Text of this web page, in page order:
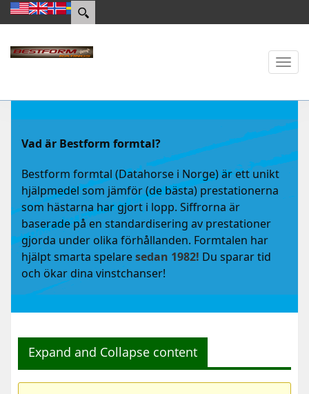
Toggle
Vad är Bestform formtal?
Bestform formtal (Datahorse i Norge) är ett unikt
hjälpmedel som jämför (de bästa) prestationerna
som hästarna har gjort i lopp. Siffrorna är
baserade på en standardisering av prestationer
gjorda under olika förhållanden. Formtalen har
hjälpt smarta spelaresedan 1982! Du sparar tid
och ökar dina vinstchanser!
Expand and Collapse content